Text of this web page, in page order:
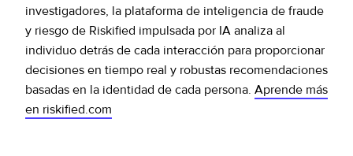
investigadores, la plataforma de inteligencia de fraude
y riesgo de Riskified impulsada por IA analiza al
individuo detrás de cada interacción para proporcionar
decisiones en tiempo real y robustas recomendaciones
basadas en la identidad de cada persona. Aprende más
en riskified.com